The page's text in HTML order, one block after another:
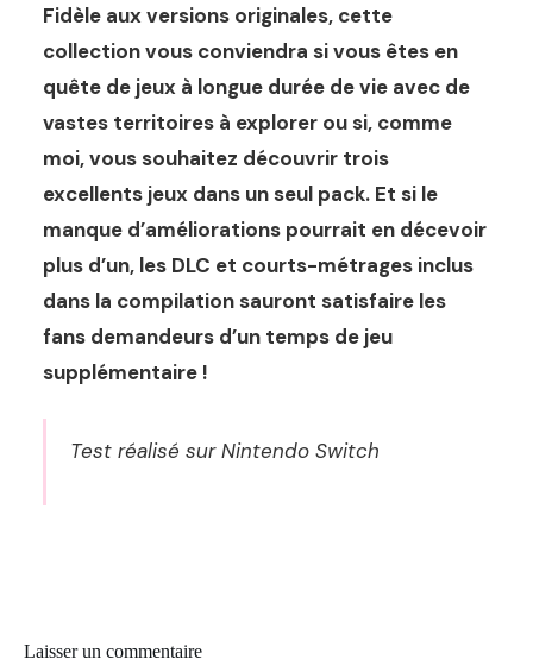
Fidèle aux versions originales, cette
collection vous conviendra si vous êtes en
quête de jeux à longue durée de vie avec de
vastes territoires à explorer ou si, comme
moi, vous souhaitez découvrir trois
excellents jeux dans un seul pack. Et si le
manque d’améliorations pourrait en décevoir
plus d’un, les DLC et courts-métrages inclus
dans la compilation sauront satisfaire les
fans demandeurs d’un temps de jeu
supplémentaire !
Test réalisé sur Nintendo Switch
Laisser un commentaire